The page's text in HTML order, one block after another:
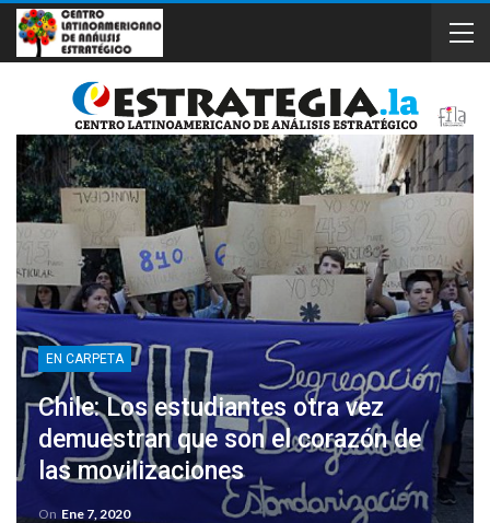
EN CARPETA
Chile: Los estudiantes otra vez
demuestran que son el corazón de
las movilizaciones
On Ene 7, 2020